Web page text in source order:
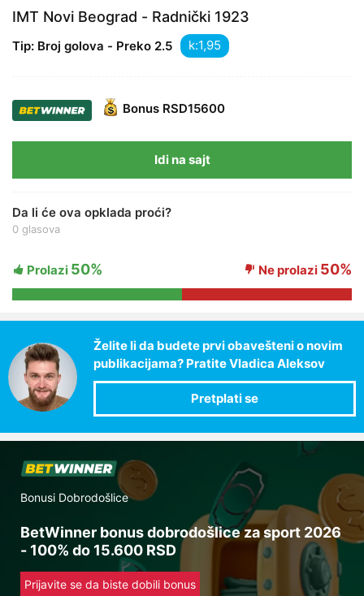
IMT Novi Beograd - Radnički 1923
Tip: Broj golova - Preko 2.5 k:
Bonus RSD15600
Idi na sajt
Da li će ova opklada proći?
0 glasova
Prolazi 50% Ne prolazi 50%
Želite li da budete prvi obavešteni o novim
publikacijama? Pratite Vladica Aleksov
Bonusi Dobrodošlice
BetWinner bonus dobrodošlice za sport 2026
- 100% do 15.600 RSD
Prijavite se da biste dobili bonus